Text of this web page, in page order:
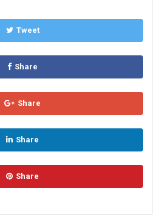
Tweet
Share
Share
Share
Share